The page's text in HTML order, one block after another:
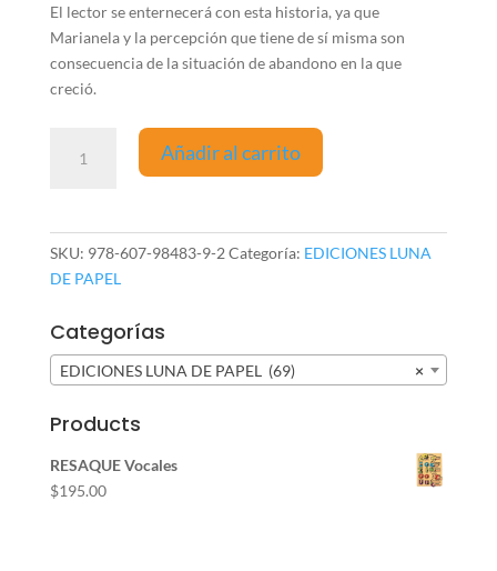
El lector se enternecerá con esta historia, ya que
Marianela y la percepción que tiene de sí misma son
consecuencia de la situación de abandono en la que
creció.
cantidad
Añadir al carrito
SKU: 978-607-98483-9-2 Categoría: EDICIONES LUNA
DE PAPEL
Categorías
×
EDICIONES LUNA DE PAPEL (69)
Products
RESAQUE Vocales
$195.00